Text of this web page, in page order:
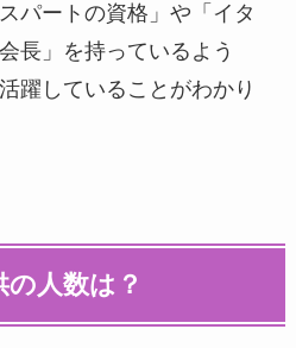
パートの資格」や「イタ
長」を持っているよう
躍していることがわかり
人数は？